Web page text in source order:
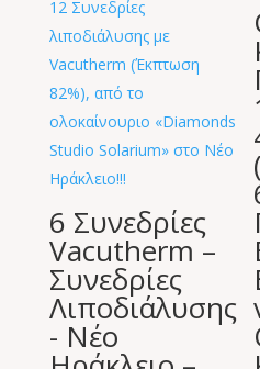
6 Συνεδρίες
Vacutherm –
Συνεδρίες
Λιποδιάλυσης
- Νέο